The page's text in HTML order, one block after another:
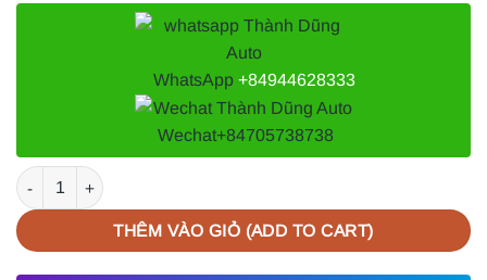
WhatsApp +84944628333
Wechat+84705738738
BUGI ĐÁNH LỬA KIA CARENS 2012-2018 số lượng
THÊM VÀO GIỎ (ADD TO CART)